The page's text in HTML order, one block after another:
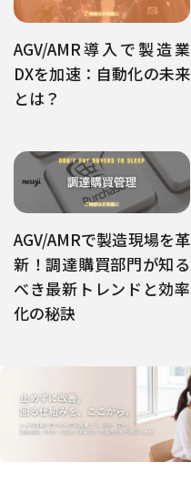
AGV/AMR導入で製造業
DXを加速：自動化の未来
とは？
AGV/AMRで製造現場を革
新！調達購買部門が知る
べき最新トレンドと効率
化の秘訣